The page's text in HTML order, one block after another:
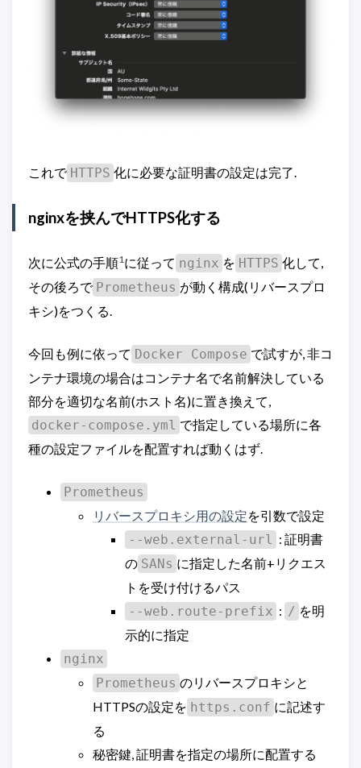
これで HTTPS 化に必要な証明書の設定は完了.
nginxを挟んでHTTPS化する
次に公式の手順1に従って nginx を HTTPS 化して,
その後ろで Prometheus が動く構成(リバースプロ
キシ)をつくる.
今回も例に依って Docker Compose で試すが, 非コ
ンテナ環境の場合はコンテナ名で名前解決している
部分を適切な名前(ホスト名)に置き換えて,
docker-compose.yml で指定している場所に各
種の設定ファイルを配置すれば動くはず.
Prometheus
リバースプロキシ用の設定を引数で設定
--web.external-url : 証明書
の SANs に指定した名前+リクエス
トを受け付けるパス
--web.route-prefix : / を明
示的に指定
nginx
Prometheus のリバースプロキシと
HTTPSの設定を https.conf に記述す
る
秘密鍵, 証明書を指定の場所に配置する